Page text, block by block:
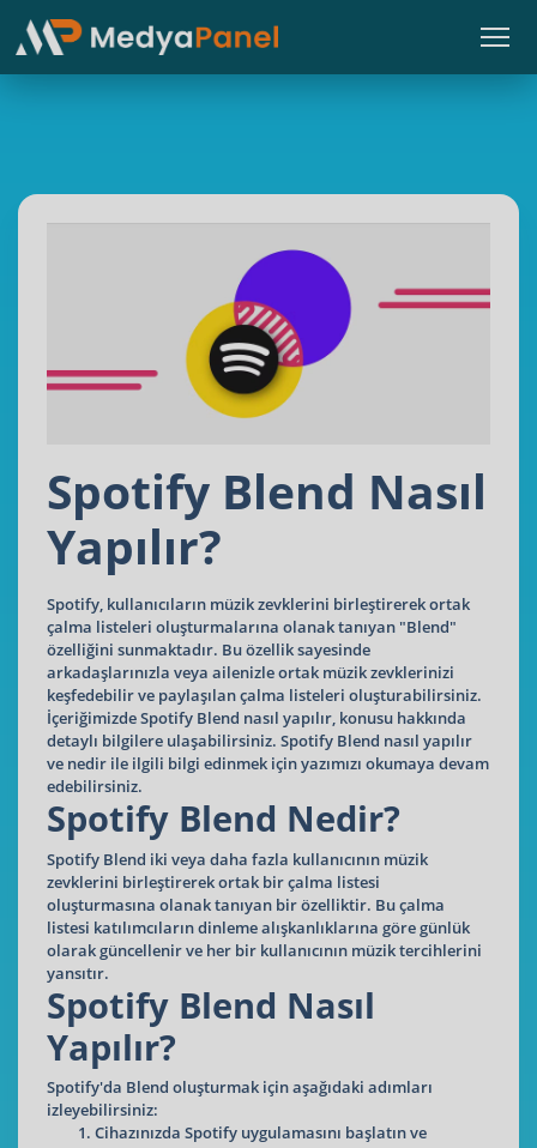
Spotify Blend Nasıl
Yapılır?
Spotify, kullanıcıların müzik zevklerini birleştirerek ortak
çalma listeleri oluşturmalarına olanak tanıyan "Blend"
özelliğini sunmaktadır. Bu özellik sayesinde
arkadaşlarınızla veya ailenizle ortak müzik zevklerinizi
keşfedebilir ve paylaşılan çalma listeleri oluşturabilirsiniz.
İçeriğimizde Spotify Blend nasıl yapılır, konusu hakkında
detaylı bilgilere ulaşabilirsiniz. Spotify Blend nasıl yapılır
ve nedir ile ilgili bilgi edinmek için yazımızı okumaya devam
edebilirsiniz.
Spotify Blend Nedir?
Spotify Blend iki veya daha fazla kullanıcının müzik
zevklerini birleştirerek ortak bir çalma listesi
oluşturmasına olanak tanıyan bir özelliktir. Bu çalma
listesi katılımcıların dinleme alışkanlıklarına göre günlük
olarak güncellenir ve her bir kullanıcının müzik tercihlerini
yansıtır.
Spotify Blend Nasıl
Yapılır?
Spotify'da Blend oluşturmak için aşağıdaki adımları
izleyebilirsiniz:
Cihazınızda Spotify uygulamasını başlatın ve